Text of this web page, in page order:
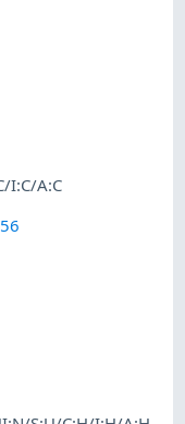
I:C/A:C